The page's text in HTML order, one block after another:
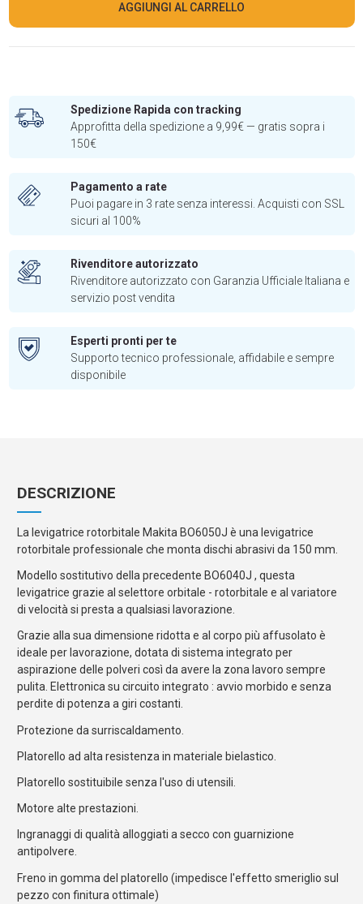
AGGIUNGI AL CARRELLO
Spedizione Rapida con tracking
Approfitta della spedizione a 9,99€ — gratis sopra i
150€
Pagamento a rate
Puoi pagare in 3 rate senza interessi. Acquisti con SSL
sicuri al 100%
Rivenditore autorizzato
Rivenditore autorizzato con Garanzia Ufficiale Italiana e
servizio post vendita
Esperti pronti per te
Supporto tecnico professionale, affidabile e sempre
disponibile
DESCRIZIONE
La levigatrice rotorbitale Makita BO6050J è una levigatrice
rotorbitale professionale che monta dischi abrasivi da 150 mm.
Modello sostitutivo della precedente BO6040J , questa
levigatrice grazie al selettore orbitale - rotorbitale e al variatore
di velocità si presta a qualsiasi lavorazione.
Grazie alla sua dimensione ridotta e al corpo più affusolato è
ideale per lavorazione, dotata di sistema integrato per
aspirazione delle polveri così da avere la zona lavoro sempre
pulita. Elettronica su circuito integrato : avvio morbido e senza
perdite di potenza a giri costanti.
Protezione da surriscaldamento.
Platorello ad alta resistenza in materiale bielastico.
Platorello sostituibile senza l'uso di utensili.
Motore alte prestazioni.
Ingranaggi di qualità alloggiati a secco con guarnizione
antipolvere.
Freno in gomma del platorello (impedisce l'effetto smeriglio sul
pezzo con finitura ottimale)